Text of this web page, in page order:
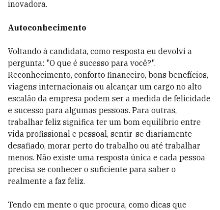
inovadora.
Autoconhecimento
Voltando à candidata, como resposta eu devolvi a
pergunta: "O que é sucesso para você?".
Reconhecimento, conforto financeiro, bons benefícios,
viagens internacionais ou alcançar um cargo no alto
escalão da empresa podem ser a medida de felicidade
e sucesso para algumas pessoas. Para outras,
trabalhar feliz significa ter um bom equilíbrio entre
vida profissional e pessoal, sentir-se diariamente
desafiado, morar perto do trabalho ou até trabalhar
menos. Não existe uma resposta única e cada pessoa
precisa se conhecer o suficiente para saber o
realmente a faz feliz.
Tendo em mente o que procura, como dicas que